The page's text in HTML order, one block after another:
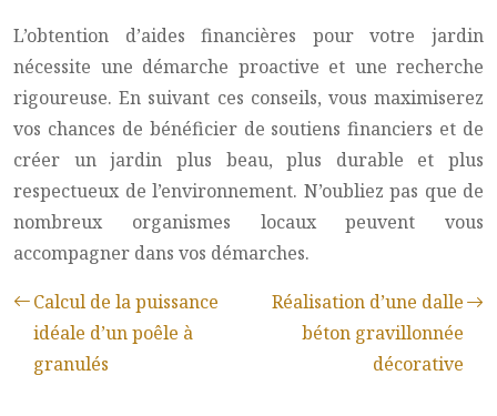
L’obtention d’aides financières pour votre jardin
nécessite une démarche proactive et une recherche
rigoureuse. En suivant ces conseils, vous maximiserez
vos chances de bénéficier de soutiens financiers et de
créer un jardin plus beau, plus durable et plus
respectueux de l’environnement. N’oubliez pas que de
nombreux organismes locaux peuvent vous
accompagner dans vos démarches.
Calcul de la puissance
idéale d’un poêle à
granulés
Réalisation d’une dalle
béton gravillonnée
décorative